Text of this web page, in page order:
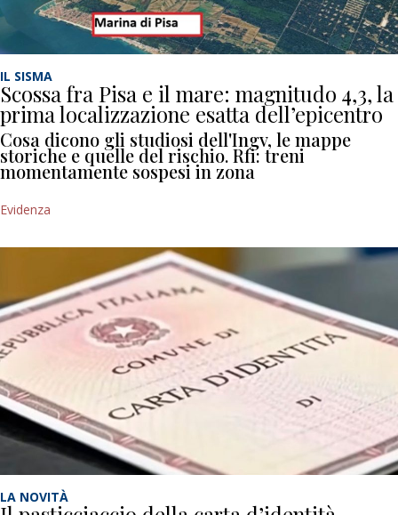
IL SISMA
Scossa fra Pisa e il mare: magnitudo 4,3, la
prima localizzazione esatta dell’epicentro
Cosa dicono gli studiosi dell'Ingv, le mappe
storiche e quelle del rischio. Rfi: treni
momentamente sospesi in zona
Evidenza
LA NOVITÀ